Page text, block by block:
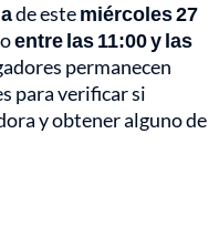
de estemiércoles 27
entre las 11:00 y las
permanecen
para verificar si
y obtener alguno de